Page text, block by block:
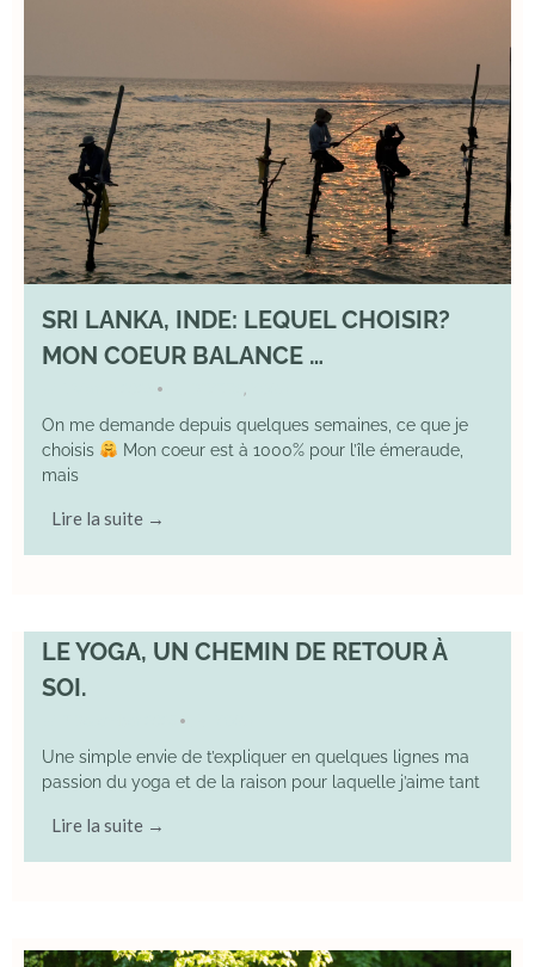
SRI LANKA, INDE: LEQUEL CHOISIR?
MON COEUR BALANCE …
•
On me demande depuis quelques semaines, ce que je
choisis
Mon coeur est à 1000% pour l’île émeraude,
mais
Lire la suite →
LE YOGA, UN CHEMIN DE RETOUR À
SOI.
•
Une simple envie de t’expliquer en quelques lignes ma
passion du yoga et de la raison pour laquelle j’aime tant
Lire la suite →